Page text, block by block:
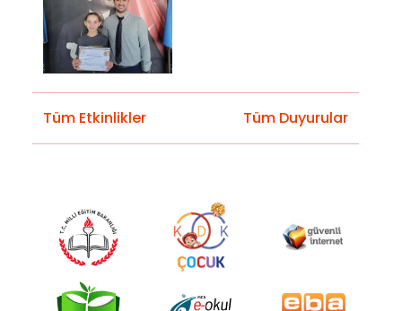
Tüm Etkinlikler Tüm Duyurular